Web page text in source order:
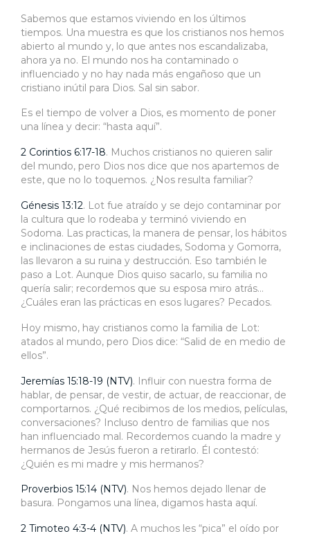
Sabemos que estamos viviendo en los últimos
tiempos. Una muestra es que los cristianos nos hemos
abierto al mundo y, lo que antes nos escandalizaba,
ahora ya no. El mundo nos ha contaminado o
influenciado y no hay nada más engañoso que un
cristiano inútil para Dios. Sal sin sabor.
Es el tiempo de volver a Dios, es momento de poner
una línea y decir: “hasta aquí”.
2 Corintios 6:17-18. Muchos cristianos no quieren salir
del mundo, pero Dios nos dice que nos apartemos de
este, que no lo toquemos. ¿Nos resulta familiar?
Génesis 13:12. Lot fue atraído y se dejo contaminar por
la cultura que lo rodeaba y terminó viviendo en
Sodoma. Las practicas, la manera de pensar, los hábitos
e inclinaciones de estas ciudades, Sodoma y Gomorra,
las llevaron a su ruina y destrucción. Eso también le
paso a Lot. Aunque Dios quiso sacarlo, su familia no
quería salir; recordemos que su esposa miro atrás…
¿Cuáles eran las prácticas en esos lugares? Pecados.
Hoy mismo, hay cristianos como la familia de Lot:
atados al mundo, pero Dios dice: “Salid de en medio de
ellos”.
Jeremías 15:18-19 (NTV). Influir con nuestra forma de
hablar, de pensar, de vestir, de actuar, de reaccionar, de
comportarnos. ¿Qué recibimos de los medios, películas,
conversaciones? Incluso dentro de familias que nos
han influenciado mal. Recordemos cuando la madre y
hermanos de Jesús fueron a retirarlo. Él contestó:
¿Quién es mi madre y mis hermanos?
Proverbios 15:14 (NTV). Nos hemos dejado llenar de
basura. Pongamos una línea, digamos hasta aquí.
2 Timoteo 4:3-4 (NTV). A muchos les “pica” el oído por